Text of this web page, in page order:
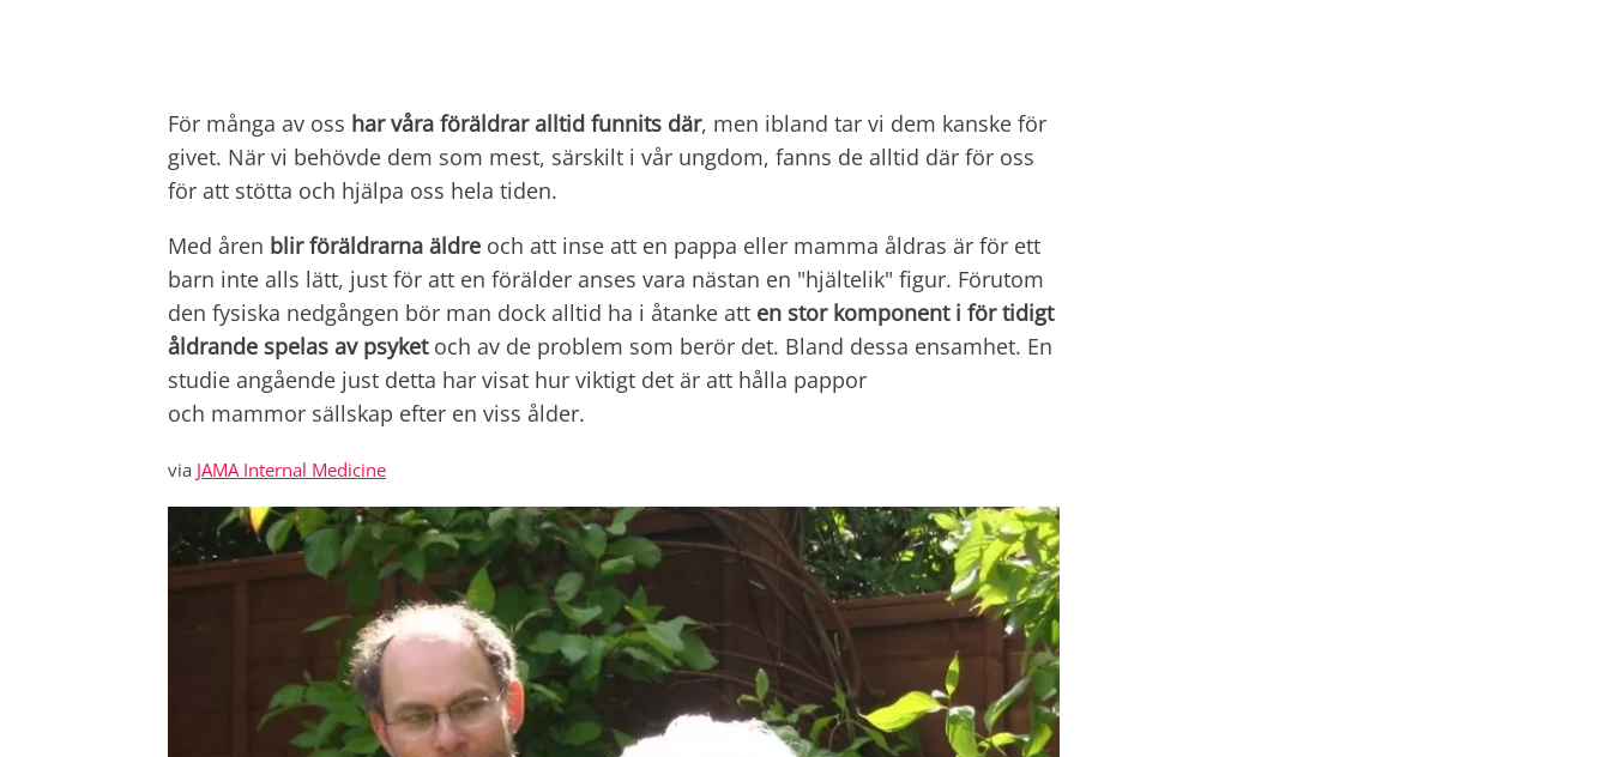
För många av oss har våra föräldrar alltid funnits där, men ibland tar vi dem kanske för
givet. När vi behövde dem som mest, särskilt i vår ungdom, fanns de alltid där för oss
för att stötta och hjälpa oss hela tiden.
Med åren blir föräldrarna äldre och att inse att en pappa eller mamma åldras är för ett
barn inte alls lätt, just för att en förälder anses vara nästan en "hjältelik" figur. Förutom
den fysiska nedgången bör man dock alltid ha i åtanke att en stor komponent i för tidigt
åldrande spelas av psyketoch av de problem som berör det. Bland dessa ensamhet. En
studie angående just detta har visat hur viktigt det är att hålla pappor
och mammor sällskap efter en viss ålder.
via JAMA Internal Medicine